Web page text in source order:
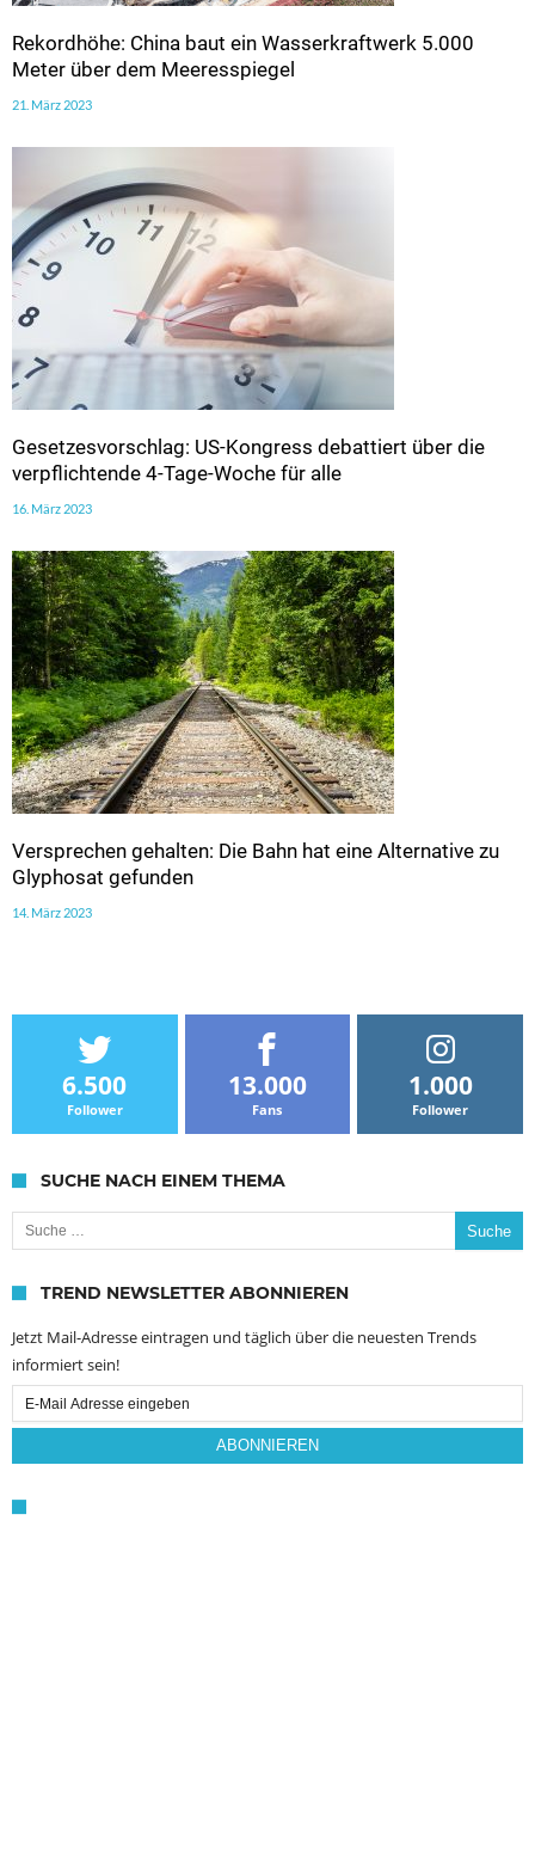
Rekordhöhe: China baut ein Wasserkraftwerk 5.000
Meter über dem Meeresspiegel
21. März 2023
Gesetzesvorschlag: US-Kongress debattiert über die
verpflichtende 4-Tage-Woche für alle
16. März 2023
Versprechen gehalten: Die Bahn hat eine Alternative zu
Glyphosat gefunden
14. März 2023
6.500
Follower
13.000
Fans
1.000
Follower
SUCHE NACH EINEM THEMA
Suche nach:
TREND NEWSLETTER ABONNIEREN
Jetzt Mail-Adresse eintragen und täglich über die neuesten Trends
informiert sein!
Email
Subscription
ABONNIEREN